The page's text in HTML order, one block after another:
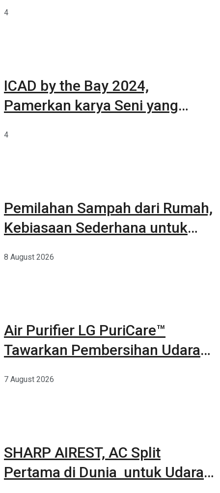
4
ICAD by the Bay 2024,
Pamerkan karya Seni yang
4
Pemilahan Sampah dari Rumah,
Kebiasaan Sederhana untuk
8 August 2026
Air Purifier LG PuriCare™
Tawarkan Pembersihan Udara
7 August 2026
SHARP AIREST, AC Split
Pertama di Dunia untuk Udara